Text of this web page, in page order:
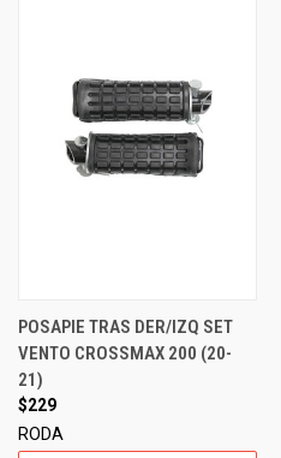
POSAPIE TRAS DER/IZQ SET
VENTO CROSSMAX 200 (20-
21)
$229
RODA